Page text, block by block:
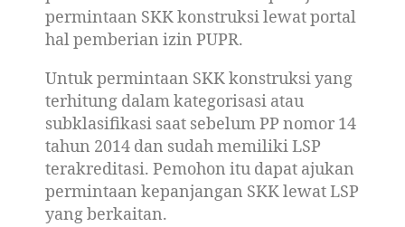
permintaan SKK konstruksi lewat portal
hal pemberian izin PUPR.
Untuk permintaan SKK konstruksi yang
terhitung dalam kategorisasi atau
subklasifikasi saat sebelum PP nomor 14
tahun 2014 dan sudah memiliki LSP
terakreditasi. Pemohon itu dapat ajukan
permintaan kepanjangan SKK lewat LSP
yang berkaitan.